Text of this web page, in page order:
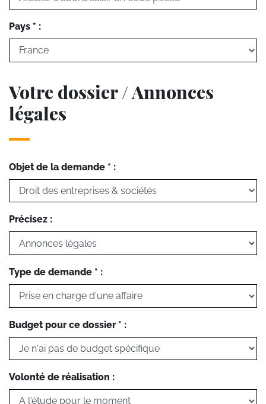
Pays * :
Votre dossier / Annonces
légales
Objet de la demande * :
Précisez :
Type de demande * :
Budget pour ce dossier * :
Volonté de réalisation :